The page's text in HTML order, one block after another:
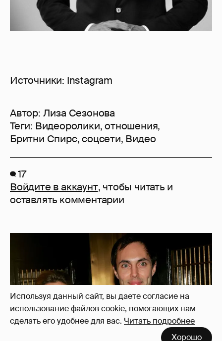
Используя данный сайт, вы даете согласие на
использование файлов cookie, помогающих нам
сделать его удобнее для вас. Читать подробнее
Хорошо
Источники: Instagram
Автор: Лиза Сезонова
Теги: Видеоролики,отношения,
Бритни Спирс,соцсети, Видео
17
Войдите в аккаунт, чтобы читать и
оставлять комментарии